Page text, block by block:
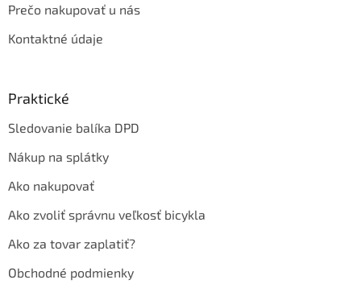
Prečo nakupovať u nás
Kontaktné údaje
Praktické
Sledovanie balíka DPD
Nákup na splátky
Ako nakupovať
Ako zvoliť správnu veľkosť bicykla
Ako za tovar zaplatiť?
Obchodné podmienky